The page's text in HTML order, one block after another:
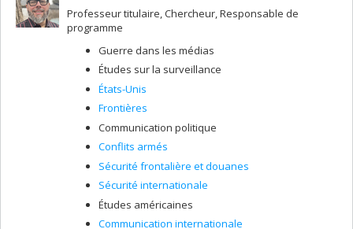
Professeur titulaire, Chercheur, Responsable de
programme
Guerre dans les médias
Études sur la surveillance
États-Unis
Frontières
Communication politique
Conflits armés
Sécurité frontalière et douanes
Sécurité internationale
Études américaines
Communication internationale